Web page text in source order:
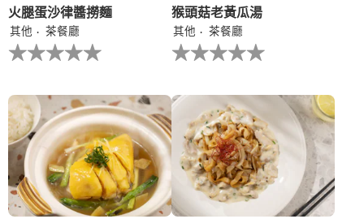
分
为
5.0，
共
5
分，
评
分
为
火腿蛋沙律醬撈麵
其他
茶餐廳
没
有
个
recipe
提
交
评
级
猴頭菇老黃瓜湯
其他
茶餐廳
没
有
个
recipe
提
交
评
级